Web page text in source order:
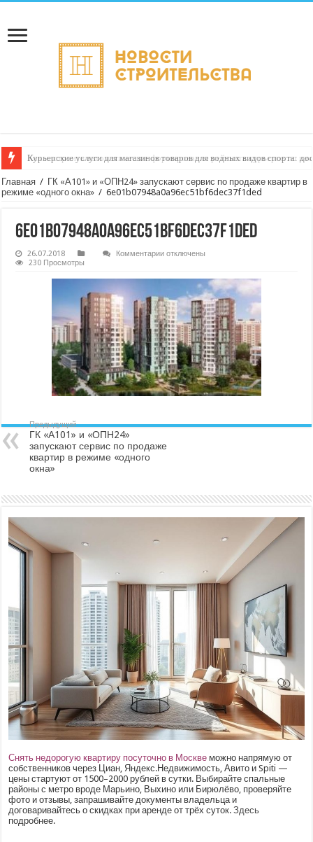
Курьерские услуги для магазинов товаров для водных видов спорта:
Как настроить автоматическое формирование рейтинга курьеров по
Главная / ГК «А101» и «ОПН24» запускают сервис по продаже квартир в
режиме «одного окна» / 6e01b07948a0a96ec51bf6dec37f1ded
6e01b07948a0a96ec51bf6dec37f1ded
26.07.2018 Комментариикотключены
230 Просмотры
Предыдущий
ГК «А101» и «ОПН24»
запускают сервис по продаже
квартир в режиме «одного
окна»
Снять недорогую квартиру посуточно в Москве можно напрямую от
собственников через Циан, Яндекс.Недвижимость, Авито и Spiti —
цены стартуют от 1500–2000 рублей в сутки. Выбирайте спальные
районы с метро вроде Марьино, Выхино или Бирюлёво, проверяйте
фото и отзывы, запрашивайте документы владельца и
договаривайтесь о скидках при аренде от трёх суток.Здесь
подробнее.